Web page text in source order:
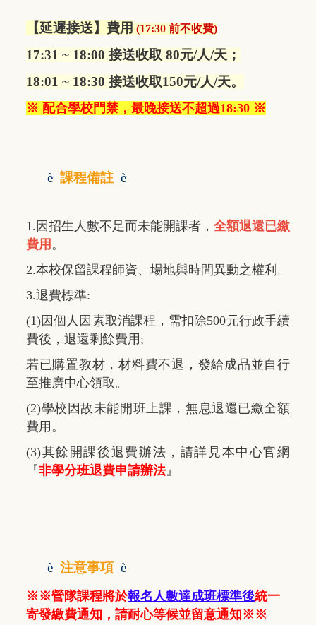
【延遲接送】費用 (17:30 前不收費)
17:31 ~ 18:00 接送收取 80元/人/天；
18:01 ~ 18:30 接送收取150元/人/天。
※ 配合學校門禁，最晚接送不超過18:30 ※
è 課程備註 è
1.因招生人數不足而未能開課者， 全額退還已繳
費用 。
2.本校保留課程師資、場地與時間異動之權利。
3.退費標準:
(1)因個人因素取消課程，需扣除500元行政手續
費後，退還剩餘費用;
若已購置教材，材料費不退，發給成品並自行
至推廣中心領取。
(2)學校因故未能開班上課，無息退還已繳全額
費用。
(3)其餘開課後退費辦法，請詳見本中心官網
『非學分班退費申請辦法』
è 注意事項 è
※※營隊課程將於報名人數達成班標準後統一
寄發繳費通知，請耐心等候並留意通知※※